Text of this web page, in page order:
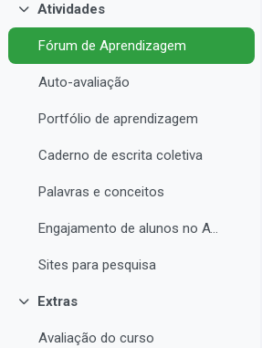
Contrair
Atividades
Fórum de Aprendizagem
Auto-avaliação
Portfólio de aprendizagem
Caderno de escrita coletiva
Palavras e conceitos
Engajamento de alunos no AVA e Desempenho Acadêmico
Sites para pesquisa
Contrair
Extras
Avaliação do curso